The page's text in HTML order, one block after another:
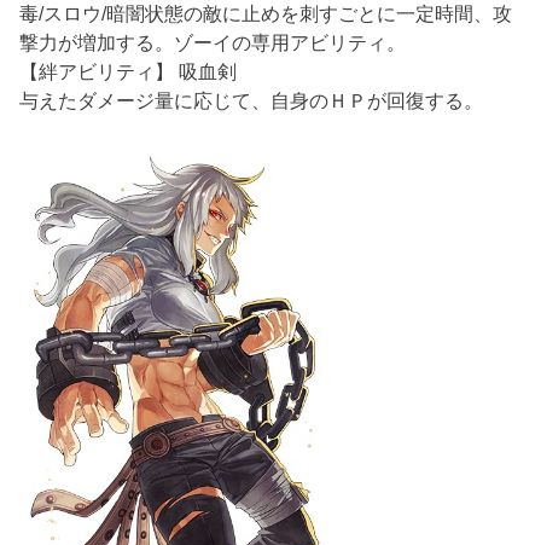
毒/スロウ/暗闇状態の敵に止めを刺すごとに一定時間、攻
撃力が増加する。ゾーイの専用アビリティ。
【絆アビリティ】 吸血剣
与えたダメージ量に応じて、自身のＨＰが回復する。